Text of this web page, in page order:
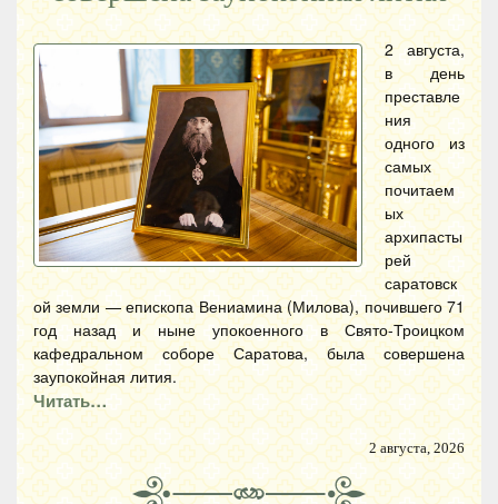
2 августа,
в день
преставле
ния
одного из
самых
почитаем
ых
архипасты
рей
саратовск
ой земли — епископа Вениамина (Милова), почившего 71
год назад и ныне упокоенного в Свято-Троицком
кафедральном соборе Саратова, была совершена
заупокойная лития.
Читать…
2 августа, 2026